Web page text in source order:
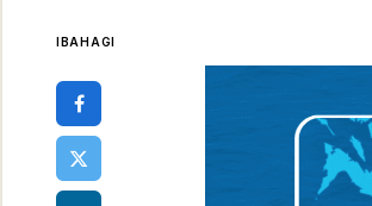
IBAHAGI